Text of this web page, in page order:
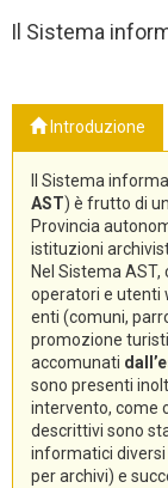
Il Sistema
Introduzione
Il Sistema
AST) è frutto di
Provincia
istituzioni
Nel Sistema
operatori e utenti
enti (comuni,
promozione
accomunati
sono presenti
intervento, come
descrittivi sono
informatici
per archivi) e